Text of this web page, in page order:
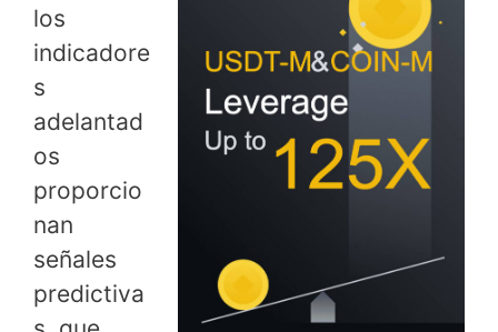
los
indicadore
s
adelantad
os
proporcio
nan
señales
predictiva